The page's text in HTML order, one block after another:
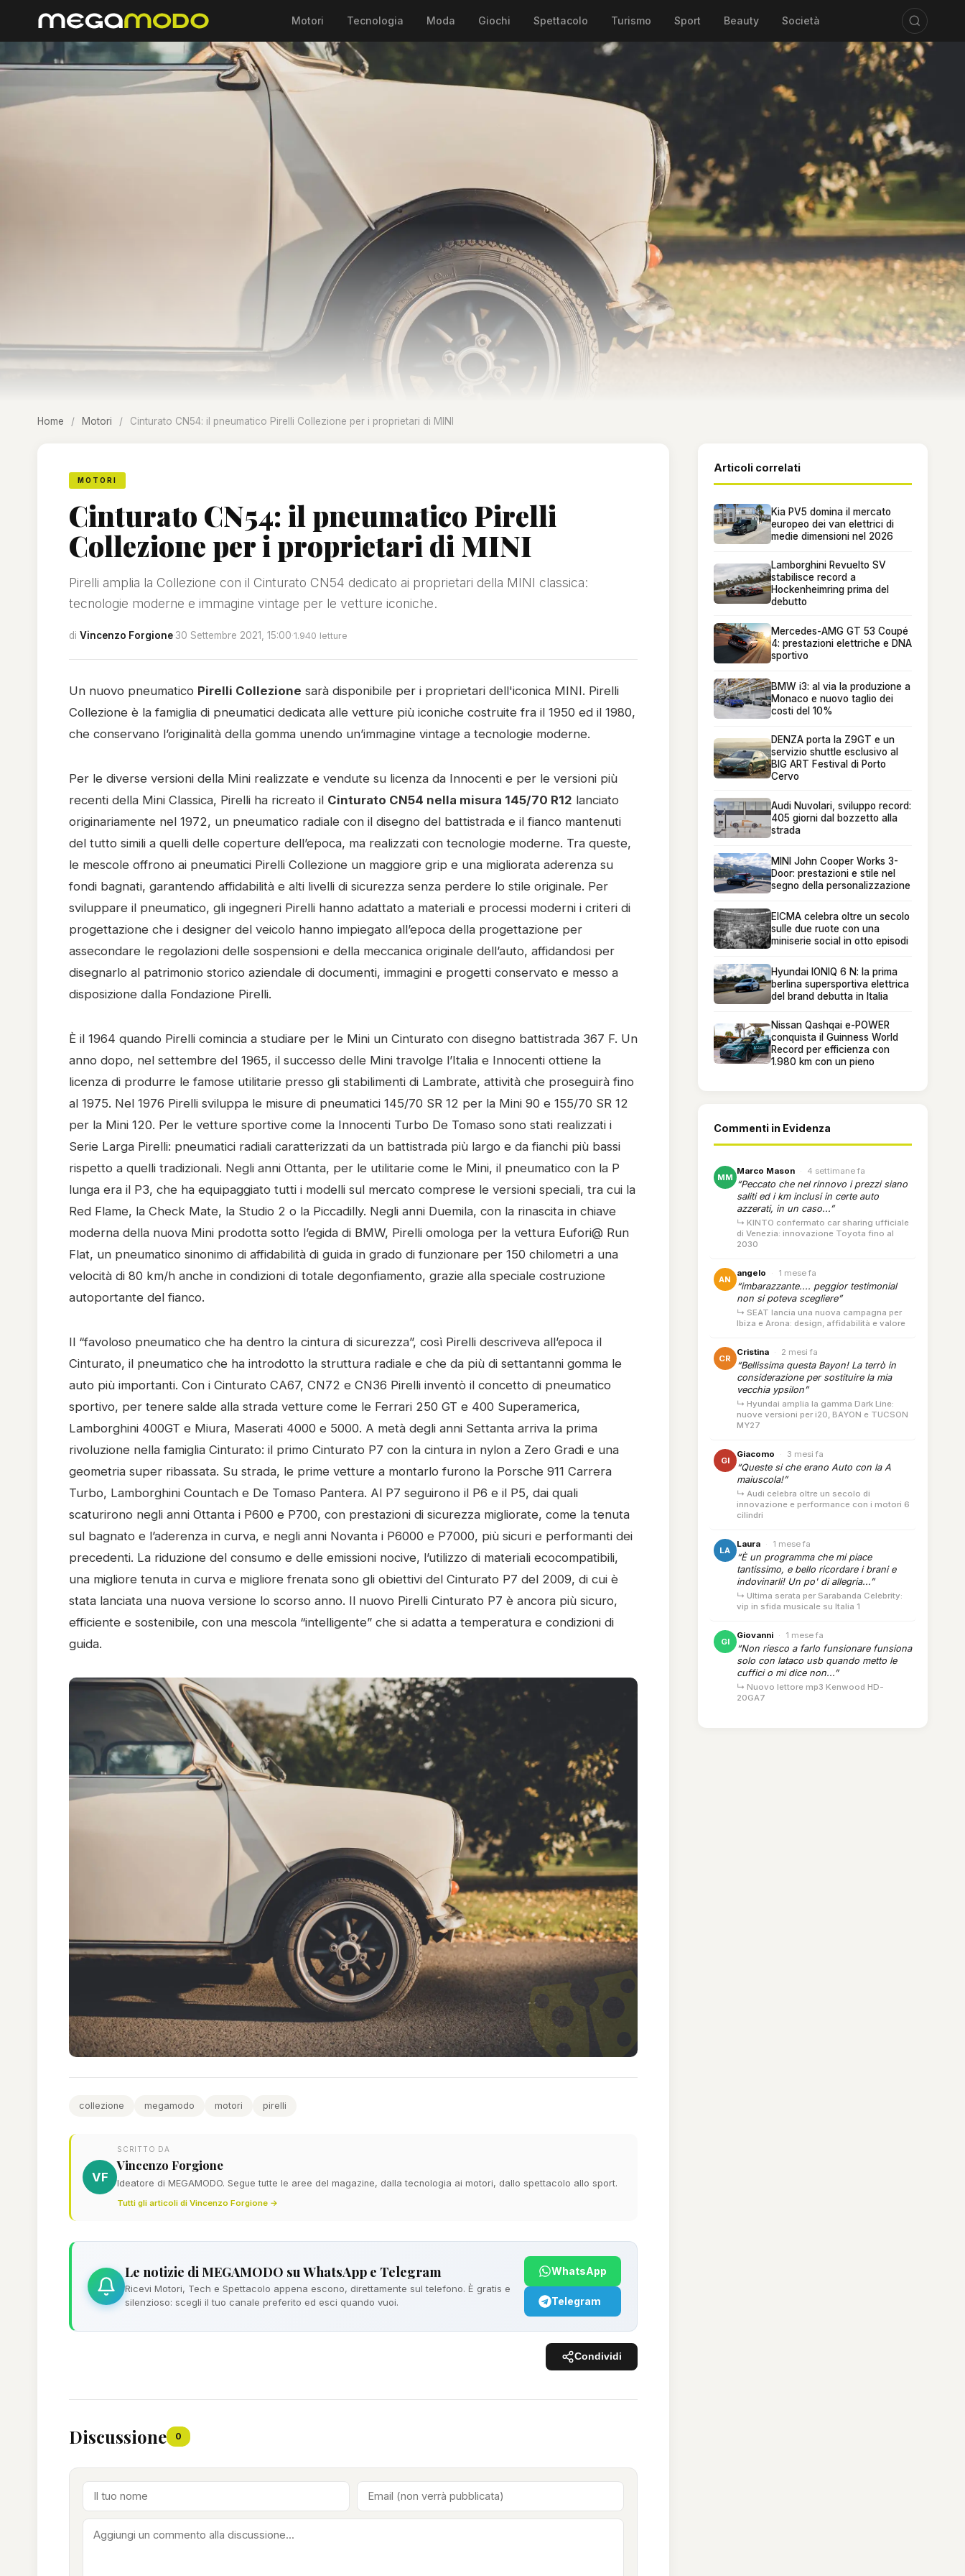
Motori Tecnologia Moda Giochi Spettacolo Turismo Sport Beauty Società
Home / Motori / Cinturato CN54: il pneumatico Pirelli Collezione per i proprietari di MINI
MOTORI
Cinturato CN54: il pneumatico Pirelli
Collezione per i proprietari di MINI
Pirelli amplia la Collezione con il Cinturato CN54 dedicato ai proprietari della MINI classica:
tecnologie moderne e immagine vintage per le vetture iconiche.
di Vincenzo Forgione·30 Settembre 2021, 15:00·1.940 letture
Un nuovo pneumatico Pirelli Collezione sarà disponibile per i proprietari dell'iconica MINI. Pirelli
Collezione è la famiglia di pneumatici dedicata alle vetture più iconiche costruite fra il 1950 ed il 1980,
che conservano l’originalità della gomma unendo un’immagine vintage a tecnologie moderne.
Per le diverse versioni della Mini realizzate e vendute su licenza da Innocenti e per le versioni più
recenti della Mini Classica, Pirelli ha ricreato il Cinturato CN54 nella misura 145/70 R12 lanciato
originariamente nel 1972, un pneumatico radiale con il disegno del battistrada e il fianco mantenuti
del tutto simili a quelli delle coperture dell’epoca, ma realizzati con tecnologie moderne. Tra queste,
le mescole offrono ai pneumatici Pirelli Collezione un maggiore grip e una migliorata aderenza su
fondi bagnati, garantendo affidabilità e alti livelli di sicurezza senza perdere lo stile originale. Per
sviluppare il pneumatico, gli ingegneri Pirelli hanno adattato a materiali e processi moderni i criteri di
progettazione che i designer del veicolo hanno impiegato all’epoca della progettazione per
assecondare le regolazioni delle sospensioni e della meccanica originale dell’auto, affidandosi per
disegnarlo al patrimonio storico aziendale di documenti, immagini e progetti conservato e messo a
disposizione dalla Fondazione Pirelli.
È il 1964 quando Pirelli comincia a studiare per le Mini un Cinturato con disegno battistrada 367 F. Un
anno dopo, nel settembre del 1965, il successo delle Mini travolge l’Italia e Innocenti ottiene la
licenza di produrre le famose utilitarie presso gli stabilimenti di Lambrate, attività che proseguirà fino
al 1975. Nel 1976 Pirelli sviluppa le misure di pneumatici 145/70 SR 12 per la Mini 90 e 155/70 SR 12
per la Mini 120. Per le vetture sportive come la Innocenti Turbo De Tomaso sono stati realizzati i
Serie Larga Pirelli: pneumatici radiali caratterizzati da un battistrada più largo e da fianchi più bassi
rispetto a quelli tradizionali. Negli anni Ottanta, per le utilitarie come le Mini, il pneumatico con la P
lunga era il P3, che ha equipaggiato tutti i modelli sul mercato comprese le versioni speciali, tra cui la
Red Flame, la Check Mate, la Studio 2 o la Piccadilly. Negli anni Duemila, con la rinascita in chiave
moderna della nuova Mini prodotta sotto l’egida di BMW, Pirelli omologa per la vettura Eufori@ Run
Flat, un pneumatico sinonimo di affidabilità di guida in grado di funzionare per 150 chilometri a una
velocità di 80 km/h anche in condizioni di totale degonfiamento, grazie alla speciale costruzione
autoportante del fianco.
Il “favoloso pneumatico che ha dentro la cintura di sicurezza”, così Pirelli descriveva all’epoca il
Cinturato, il pneumatico che ha introdotto la struttura radiale e che da più di settantanni gomma le
auto più importanti. Con i Cinturato CA67, CN72 e CN36 Pirelli inventò il concetto di pneumatico
sportivo, per tenere salde alla strada vetture come le Ferrari 250 GT e 400 Superamerica,
Lamborghini 400GT e Miura, Maserati 4000 e 5000. A metà degli anni Settanta arriva la prima
rivoluzione nella famiglia Cinturato: il primo Cinturato P7 con la cintura in nylon a Zero Gradi e una
geometria super ribassata. Su strada, le prime vetture a montarlo furono la Porsche 911 Carrera
Turbo, Lamborghini Countach e De Tomaso Pantera. Al P7 seguirono il P6 e il P5, dai quali
scaturirono negli anni Ottanta i P600 e P700, con prestazioni di sicurezza migliorate, come la tenuta
sul bagnato e l’aderenza in curva, e negli anni Novanta i P6000 e P7000, più sicuri e performanti dei
precedenti. La riduzione del consumo e delle emissioni nocive, l’utilizzo di materiali ecocompatibili,
una migliore tenuta in curva e migliore frenata sono gli obiettivi del Cinturato P7 del 2009, di cui è
stata lanciata una nuova versione lo scorso anno. Il nuovo Pirelli Cinturato P7 è ancora più sicuro,
efficiente e sostenibile, con una mescola “intelligente” che si adatta a temperatura e condizioni di
guida.
collezione megamodo motori pirelli
VF
SCRITTO DA
Vincenzo Forgione
Ideatore di MEGAMODO. Segue tutte le aree del magazine, dalla tecnologia ai motori, dallo spettacolo allo sport.
Tutti gli articoli di Vincenzo Forgione →
Le notizie di MEGAMODO su WhatsApp e Telegram
Ricevi Motori, Tech e Spettacolo appena escono, direttamente sul telefono. È gratis e
silenzioso: scegli il tuo canale preferito ed esci quando vuoi.
WhatsApp
Telegram
Condividi
Discussione 0
Articoli correlati
Kia PV5 domina il mercato
europeo dei van elettrici di
medie dimensioni nel 2026
Lamborghini Revuelto SV
stabilisce record a
Hockenheimring prima del
debutto
Mercedes-AMG GT 53 Coupé
4: prestazioni elettriche e DNA
sportivo
BMW i3: al via la produzione a
Monaco e nuovo taglio dei
costi del 10%
DENZA porta la Z9GT e un
servizio shuttle esclusivo al
BIG ART Festival di Porto
Cervo
Audi Nuvolari, sviluppo record:
405 giorni dal bozzetto alla
strada
MINI John Cooper Works 3-
Door: prestazioni e stile nel
segno della personalizzazione
EICMA celebra oltre un secolo
sulle due ruote con una
miniserie social in otto episodi
Hyundai IONIQ 6 N: la prima
berlina supersportiva elettrica
del brand debutta in Italia
Nissan Qashqai e-POWER
conquista il Guinness World
Record per efficienza con
1.980 km con un pieno
Commenti in Evidenza
MM
Marco Mason · 4 settimane fa
“Peccato che nel rinnovo i prezzi siano
saliti ed i km inclusi in certe auto
azzerati, in un caso...”
↳ KINTO confermato car sharing ufficiale
di Venezia: innovazione Toyota fino al
2030
AN
angelo · 1 mese fa
“imbarazzante.... peggior testimonial
non si poteva scegliere”
↳ SEAT lancia una nuova campagna per
Ibiza e Arona: design, affidabilità e valore
CR
Cristina · 2 mesi fa
“Bellissima questa Bayon! La terrò in
considerazione per sostituire la mia
vecchia ypsilon”
↳ Hyundai amplia la gamma Dark Line:
nuove versioni per i20, BAYON e TUCSON
MY27
GI
Giacomo · 3 mesi fa
“Queste si che erano Auto con la A
maiuscola!”
↳ Audi celebra oltre un secolo di
innovazione e performance con i motori 6
cilindri
LA
Laura · 1 mese fa
“È un programma che mi piace
tantissimo, e bello ricordare i brani e
indovinarli! Un po' di allegria...”
↳ Ultima serata per Sarabanda Celebrity:
vip in sfida musicale su Italia 1
GI
Giovanni · 1 mese fa
“Non riesco a farlo funsionare funsiona
solo con lataco usb quando metto le
cuffici o mi dice non...”
↳ Nuovo lettore mp3 Kenwood HD-
20GA7